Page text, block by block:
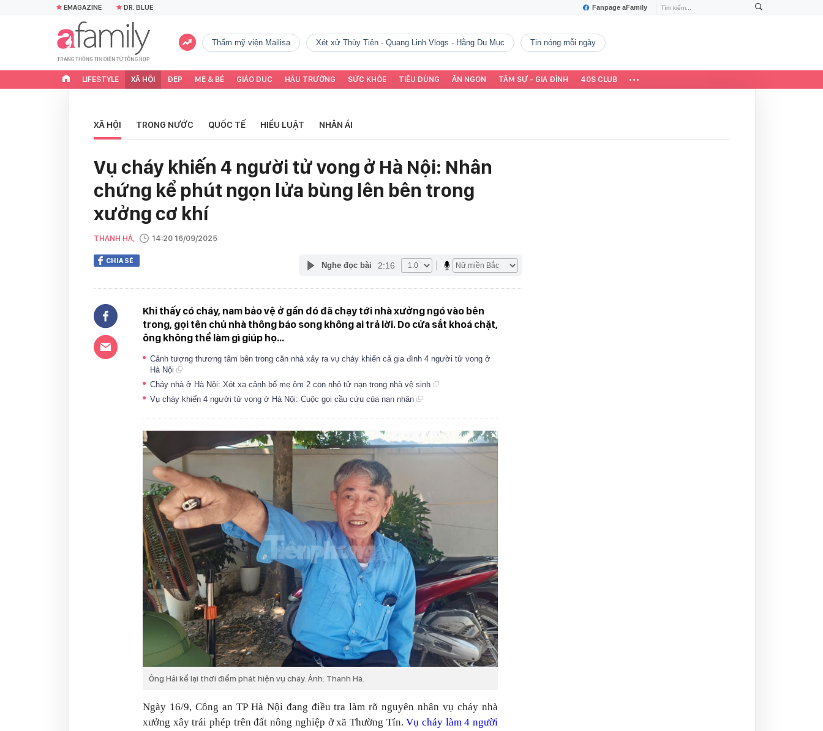
Fanpage aFamily
EMAGAZINE DR. BLUE
Thẩm mỹ viện Mailisa Xét xử Thùy Tiên - Quang Linh Vlogs - Hằng Du Mục tin nóng mỗi ngày
LIFESTYLE XÃ HỘI ĐẸP MẸ & BÉ GIÁO DỤC HẬU TRƯỜNG SỨC KHỎE TIÊU DÙNG ĂN NGON TÂM SỰ - GIA ĐÌNH 40S CLUB
XÃ HỘI TRONG NƯỚC QUỐC TẾ HIỂU LUẬT NHÂN ÁI
Vụ cháy khiến 4 người tử vong ở Hà Nội: Nhân
chứng kể phút ngọn lửa bùng lên bên trong
xưởng cơ khí
THANH HÀ, 14:20 16/09/2025
CHIA SẺ Nghe đọc bài 2:16
Khi thấy có cháy, nam bảo vệ ở gần đó đã chạy tới nhà xưởng ngó vào bên
trong, gọi tên chủ nhà thông báo song không ai trả lời. Do cửa sắt khoá chặt,
ông không thể làm gì giúp họ...
Cảnh tượng thương tâm bên trong căn nhà xảy ra vụ cháy khiến cả gia đình 4 người tử vong ở
Hà Nội
Cháy nhà ở Hà Nội: Xót xa cảnh bố mẹ ôm 2 con nhỏ tử nạn trong nhà vệ sinh
Vụ cháy khiến 4 người tử vong ở Hà Nội: Cuộc gọi cầu cứu của nạn nhân
Ông Hải kể lại thời điểm phát hiện vụ cháy. Ảnh: Thanh Hà.
Ngày 16/9, Công an TP Hà Nội đang điều tra làm rõ nguyên nhân vụ cháy nhà
xưởng xây trái phép trên đất nông nghiệp ở xã Thường Tín.Vụ cháy làm 4 người